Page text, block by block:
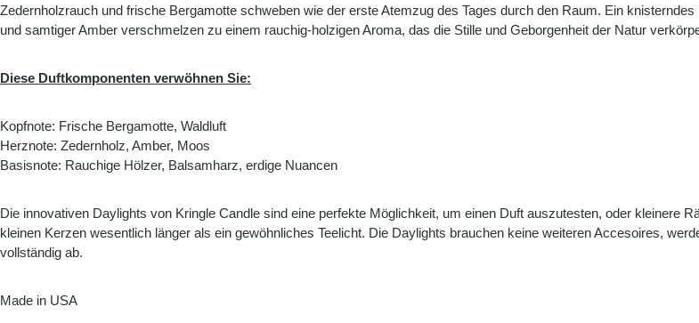
Zedernholzrauch und frische Bergamotte schweben wie der erste Atemzug des Tages durch den Raum. Ein
und samtiger Amber verschmelzen zu einem rauchig-holzigen Aroma, das die Stille und Geborgenheit der Natur
Diese Duftkomponenten verwöhnen Sie:
Kopfnote: Frische Bergamotte, Waldluft
Herznote: Zedernholz, Amber, Moos
Basisnote: Rauchige Hölzer, Balsamharz, erdige Nuancen
Die innovativen Daylights von Kringle Candle sind eine perfekte Möglichkeit, um einen Duft auszutesten, oder kleinere
kleinen Kerzen wesentlich länger als ein gewöhnliches Teelicht. Die Daylights brauchen keine weiteren Accesoires,
vollständig ab.
Made in USA